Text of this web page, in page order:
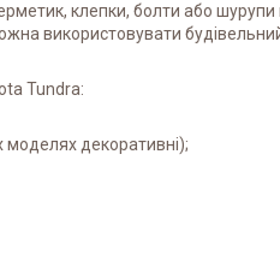
клепки, болти або
використовувати
Tundra:
моделях декоративні);